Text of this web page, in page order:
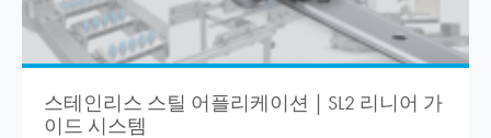
스테인리스 스틸 어플리케이션 | SL2 리니어 가
이드 시스템